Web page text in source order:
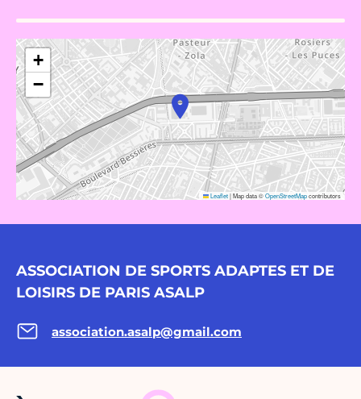
+
−
Leaflet|Map data ©OpenStreetMapcontributors
ASSOCIATION DE SPORTS ADAPTES ET DE
LOISIRS DE PARIS ASALP
association.asalp@gmail.com